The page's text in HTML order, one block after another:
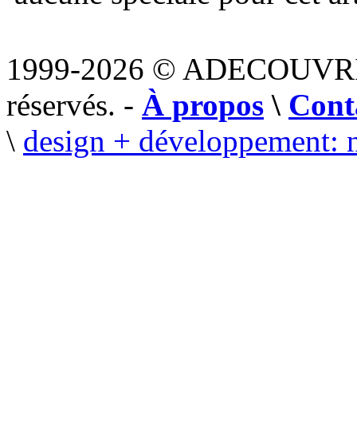
1999-2026 ©
réservés. - À propos \
\ design + développement: